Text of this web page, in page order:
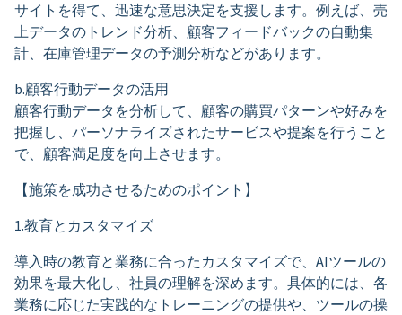
サイトを得て、迅速な意思決定を支援します。例えば、売
上データのトレンド分析、顧客フィードバックの自動集
計、在庫管理データの予測分析などがあります。
b.顧客行動データの活用
顧客行動データを分析して、顧客の購買パターンや好みを
把握し、パーソナライズされたサービスや提案を行うこと
で、顧客満足度を向上させます。
【施策を成功させるためのポイント】
1.教育とカスタマイズ
導入時の教育と業務に合ったカスタマイズで、AIツールの
効果を最大化し、社員の理解を深めます。具体的には、各
業務に応じた実践的なトレーニングの提供や、ツールの操